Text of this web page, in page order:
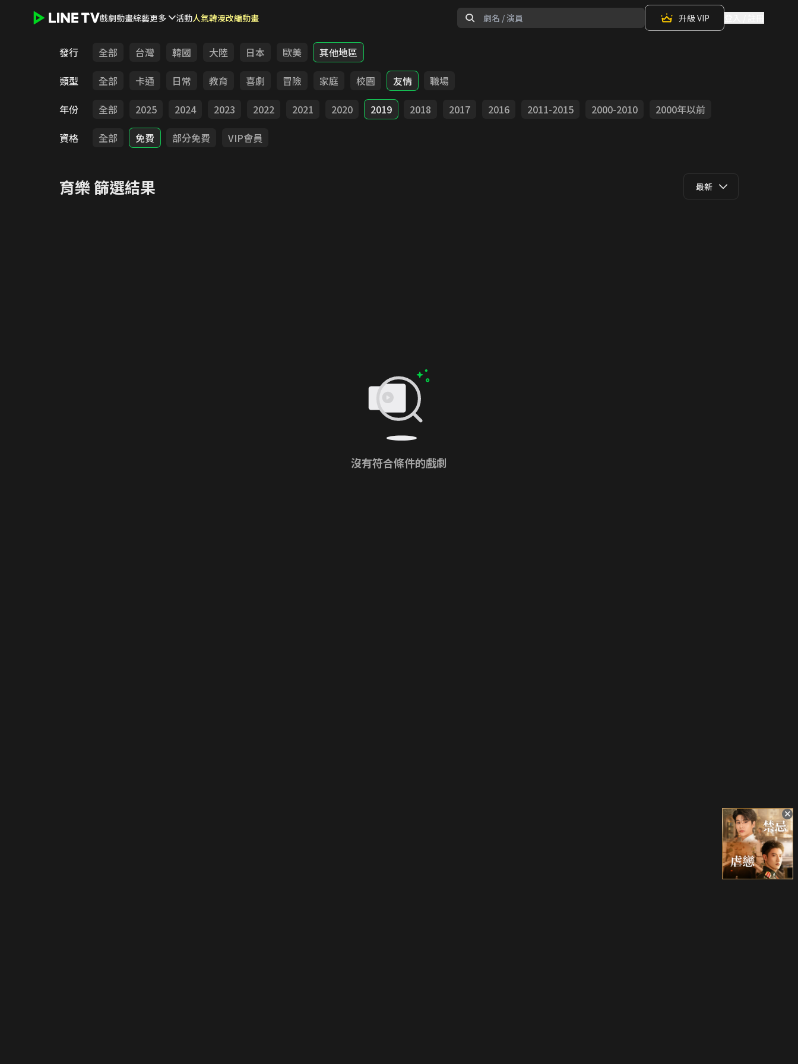
戲劇動畫綜藝更多 活動人氣韓漫改編動畫 升級 VIP
發行 全部 台灣 韓國 大陸 日本 歐美
其他地區
類型
全部 卡通 日常 教育 喜劇 冒險 家庭 校園 友情
職場
年份
全部 2025 2024 2023 2022 2021 2020 2019 2018 2017 2016 2011-2015 2000-2010
2000年以前
資格
全部 免費 部分免費 VIP會員
育樂 篩選結果 最新
沒有符合條件的戲劇